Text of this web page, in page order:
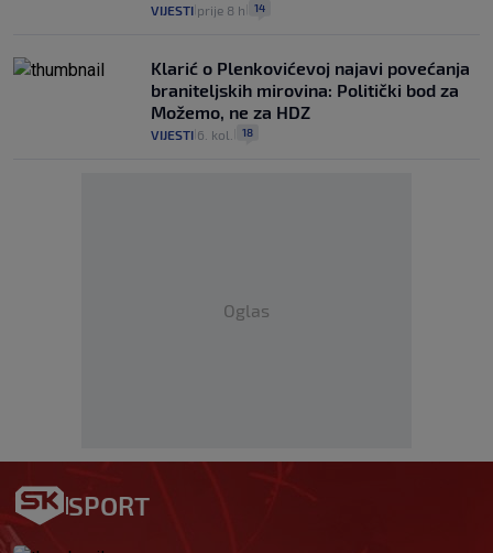
VIJESTI prije 8 h 14
Klarić o Plenkovićevoj najavi povećanja
braniteljskih mirovina: Politički bod za
Možemo, ne za HDZ
VIJESTI 6. kol. 18
Oglas
SPORT